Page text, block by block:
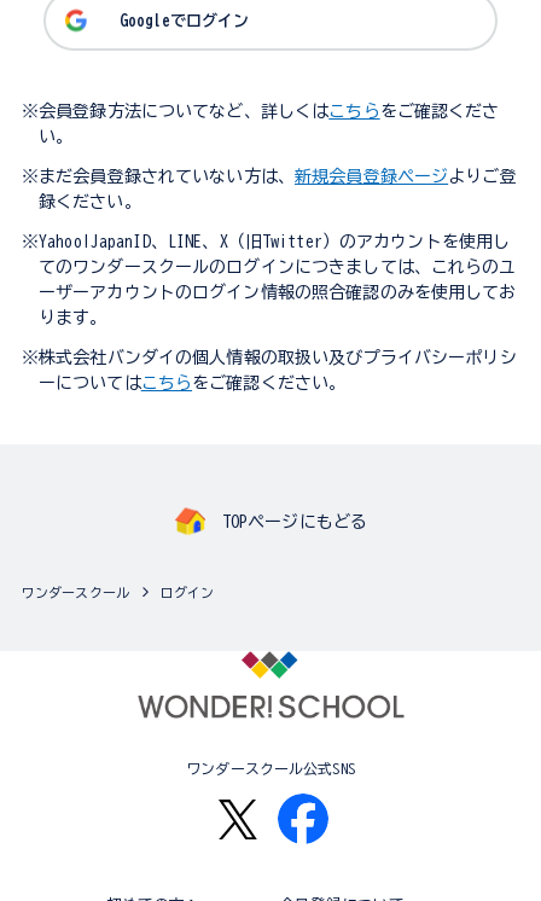
Googleでログイン
※会員登録方法についてなど、詳しくはこちら をご確認くださ
い。
※まだ会員登録されていない方は、 新規会員登録ページ よりご登
録ください。
※Yahoo!JapanID、LINE、X（旧Twitter）のアカウントを使用し
てのワンダースクールのログインにつきましては、これらのユ
ーザーアカウントのログイン情報の照合確認のみを使用してお
ります。
※株式会社バンダイの個人情報の取扱い及びプライバシーポリシ
ーについてはこちら をご確認ください。
TOPページにもどる
ワンダースクール ログイン
ワンダースクール公式SNS